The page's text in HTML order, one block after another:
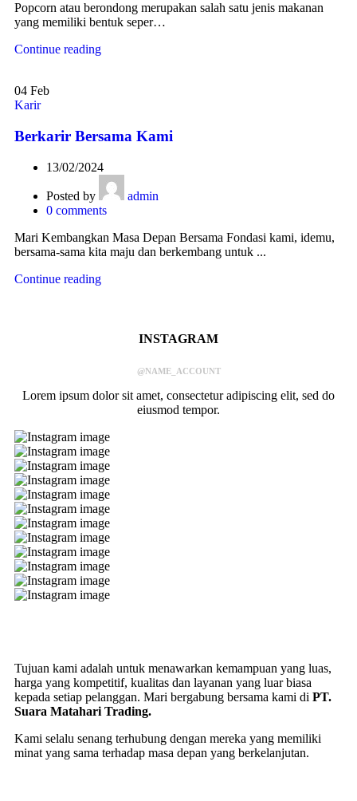
Popcorn atau berondong merupakan salah satu jenis makanan
yang memiliki bentuk seper…
Continue reading
04 Feb
Karir
Berkarir Bersama Kami
13/02/2024
Posted by
admin
0 comments
Mari Kembangkan Masa Depan Bersama Fondasi kami, idemu,
bersama-sama kita maju dan berkembang untuk ...
Continue reading
INSTAGRAM
@NAME_ACCOUNT
Lorem ipsum dolor sit amet, consectetur adipiscing elit, sed do
eiusmod tempor.
Tujuan kami adalah untuk menawarkan kemampuan yang luas,
harga yang kompetitif, kualitas dan layanan yang luar biasa
kepada setiap pelanggan. Mari bergabung bersama kami di PT.
Suara Matahari Trading.
Kami selalu senang terhubung dengan mereka yang memiliki
minat yang sama terhadap masa depan yang berkelanjutan.